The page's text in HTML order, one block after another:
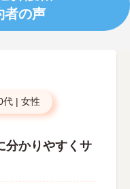
者の声
代 | 女性
分かりやすくサ